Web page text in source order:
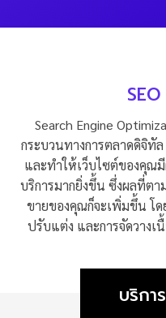
SEO
Search Engine
กระบวนทางการตลาดดิจิ
และทำให้เว็บไซต์ของคุณ
บริการมากยิ่งขึ้น ซึ่งผลที่ตา
ขายของคุณก็จะเพิ่มขึ้น โด
ปรับแต่ง และการจัดวาง
บริกา